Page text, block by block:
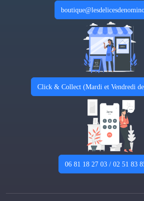
Click & Collect (Mardi et Vendredi
06 81 18 27 03 / 02 51 83